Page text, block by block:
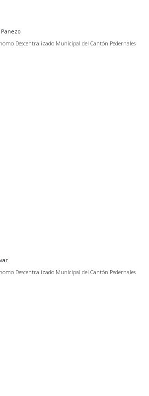
Descentralizado Municipal del Cantón Pedernales
Descentralizado Municipal del Cantón Pedernales